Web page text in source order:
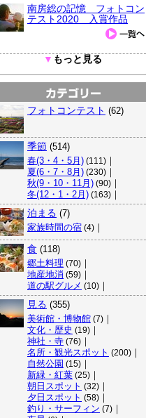
南房総の記憶 フォトコン
テスト2020 入賞作品
▼ もっと見る
フォトコンテスト (62)
季節 (514)
春(3・4・5月) (111) ｜
夏(6・7・8月) (230) ｜
秋(9・10・11月) (90) ｜
冬(12・1・2月) (163) ｜
泊まる (7)
家族時間の宿 (4) ｜
食 (118)
郷土料理 (70) ｜
地産地消 (59) ｜
道の駅グルメ (10) ｜
見る (355)
美術館・博物館 (7) ｜
文化・歴史 (19) ｜
神社・寺 (76) ｜
名所・観光スポット (200) ｜
自然公園 (15) ｜
新緑・紅葉 (25) ｜
朝日スポット (32) ｜
夕日スポット (58) ｜
釣り・サーフィン (7) ｜